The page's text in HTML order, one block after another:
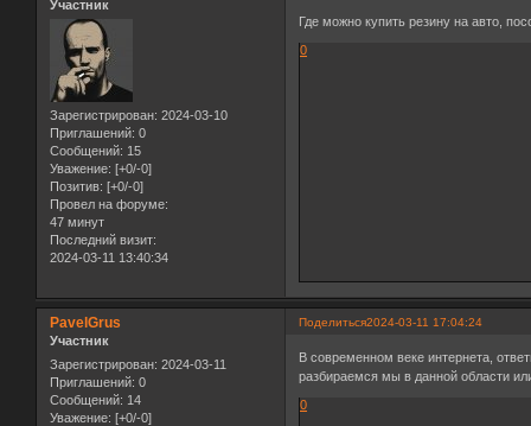
Участник
Зарегистрирован: 2024-03-10
Приглашений: 0
Сообщений: 15
Уважение: [+0/-0]
Позитив: [+0/-0]
Провел на форуме:
47 минут
Последний визит:
2024-03-11 13:40:34
Где можно купить резину на авто,
0
Поделиться2024-03-11 17:04:24
PavelGrus
Участник
Зарегистрирован: 2024-03-11
Приглашений: 0
Сообщений: 14
Уважение: [+0/-0]
В современном веке интернета,
разбираемся мы в данной области
0